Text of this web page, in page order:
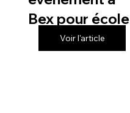
Bex pour école
Voir l'article